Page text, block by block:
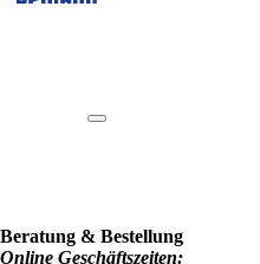
Beratung & Bestellung
Online Geschäftszeiten: